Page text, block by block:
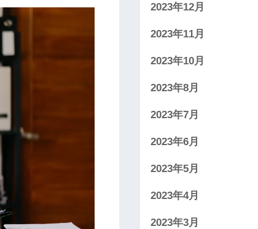
2023年12月
2023年11月
2023年10月
2023年8月
2023年7月
2023年6月
2023年5月
2023年4月
2023年3月